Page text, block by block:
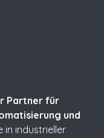
Partner für
und
in industrieller